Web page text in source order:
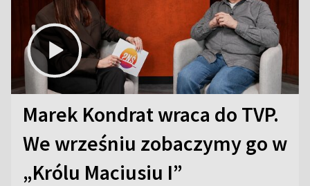
Marek Kondrat wraca do TVP.
We wrześniu zobaczymy go w
„Królu Maciusiu I”